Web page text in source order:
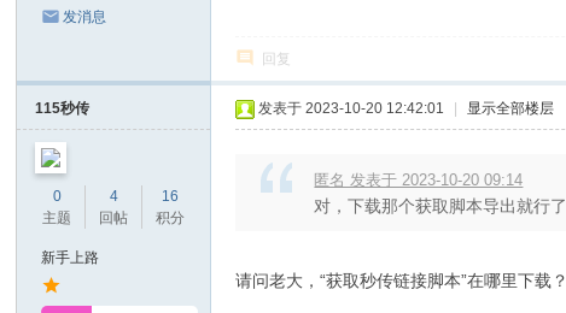
发消息
回复
115秒传
0
主题
4
回帖
16
积分
新手上路
发表于 2023-10-20 12:42:01 显示全部楼层
匿名 发表于 2023-10-20 09:14
对，下载那个获取脚本导出就行了
请问老大，“获取秒传链接脚本”在哪里下载？